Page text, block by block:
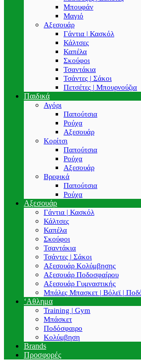
Μπουφάν
Μαγιό
Αξεσουάρ
Γάντια | Κασκόλ
Κάλτσες
Καπέλα
Σκούφοι
Τσαντάκια
Τσάντες | Σάκοι
Πετσέτες | Μπουρνούζια
Παιδικά
Αγόρι
Παπούτσια
Ρούχα
Αξεσουάρ
Κορίτσι
Παπούτσια
Ρούχα
Αξεσουάρ
Βρεφικά
Παπούτσια
Ρούχα
Αξεσουάρ
Γάντια | Κασκόλ
Κάλτσες
Καπέλα
Σκούφοι
Τσαντάκια
Τσάντες | Σάκοι
Αξεσουάρ Κολύμβησης
Αξεσουάρ Ποδοσφαίρου
Αξεσουάρ Γυμναστικής
Μπάλες Μπασκετ | Βόλεϊ |
‘Αθλημα
Training | Gym
Μπάσκετ
Ποδόσφαιρο
Κολύμβηση
Brands
Προσφορές